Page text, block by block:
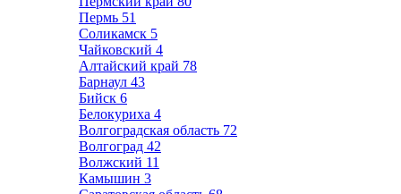
Пермь 51
Соликамск 5
Чайковский 4
Алтайский край 78
Барнаул 43
Бийск 6
Белокуриха 4
Волгоградская область 72
Волгоград 42
Волжский 11
Камышин 3